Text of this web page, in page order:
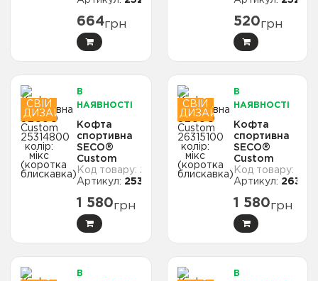
664грн 520грн
СВІЙ
ДИЗАЙН
В
НАЯВНОСТІ
Кофта
спортивна
SECO®
Custom
25314800
колір: мікс
блискавка)
2242
25314800
1 580грн
СВІЙ
ДИЗАЙН
В
НАЯВНОСТІ
Кофта
спортивна
SECO®
Custom
26315100
колір: мікс
блискавка)
1 580грн
В
В